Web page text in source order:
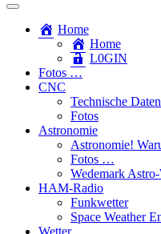
Home
Home
L​0​​GIN
Fotos …
CNC
Technische Daten
Fotos
Astronomie
Astronomie!
Fotos …
Wedemark
HAM-Radio
Funkwetter
Space Weather